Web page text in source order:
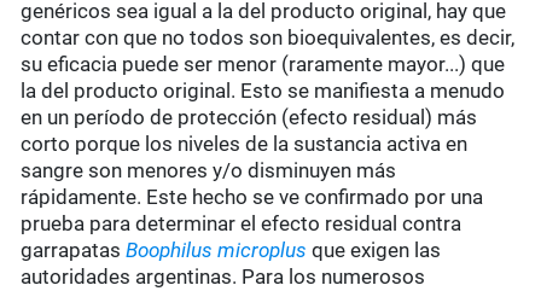
genéricos sea igual a la del producto original, hay que
contar con que no todos son bioequivalentes, es decir,
su eficacia puede ser menor (raramente mayor...) que
la del producto original. Esto se manifiesta a menudo
en un período de protección (efecto residual) más
corto porque los niveles de la sustancia activa en
sangre son menores y/o disminuyen más
rápidamente. Este hecho se ve confirmado por una
prueba para determinar el efecto residual contra
garrapatasBoophilus microplus que exigen las
autoridades argentinas. Para los numerosos